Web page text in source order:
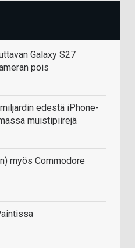
Galaxy S27
pois
edestä iPhone-
muistipiirejä
myös Commodore